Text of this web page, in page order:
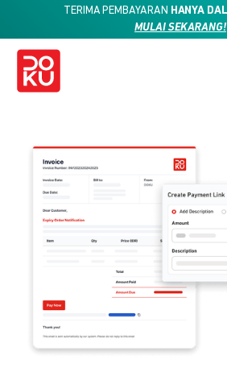
TERIMA PEMBAYARAN HANYA
MULAI SEKARANG!